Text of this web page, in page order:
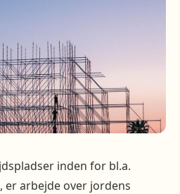
inden for bl.a.
arbejde over jordens